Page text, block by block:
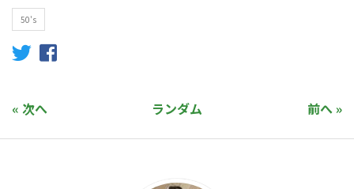
50's
« 次へ 前へ »
ランダム